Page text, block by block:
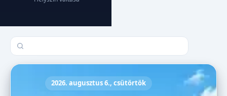
Település keresése
2026. augusztus 6., csütörtök